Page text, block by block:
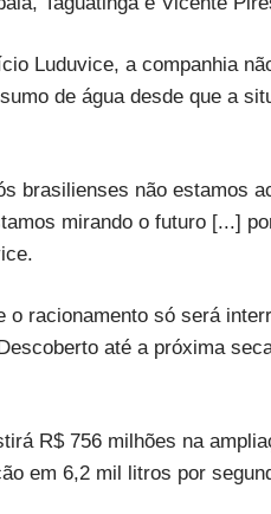
Luduvice, a companhia
de água desde que a
brasilienses não estamos
mirando o futuro [...]
racionamento só será
até a próxima
R$ 756 milhões na
em 6,2 mil litros por